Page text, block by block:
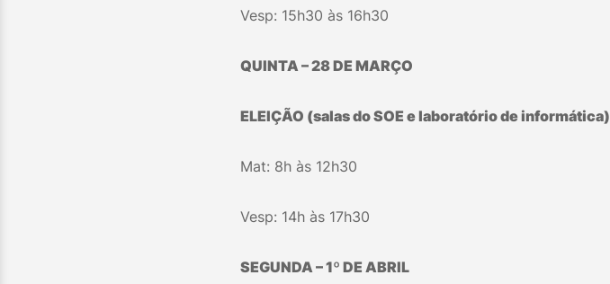
Vesp: 15h30 às 16h30
QUINTA – 28 DE MARÇO
ELEIÇÃO (salas do SOE e laboratório de informática)
Mat: 8h às 12h30
Vesp: 14h às 17h30
SEGUNDA – 1º DE ABRIL